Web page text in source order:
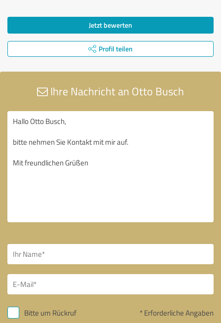
Jetzt bewerten
Profil teilen
Ihre Nachricht an Otto Busch
Bitte um Rückruf * Erforderliche Angaben